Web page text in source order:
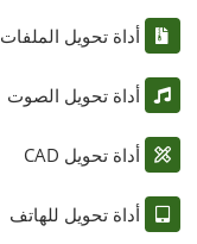
أداة تحويل
أداة تحويل الصوت
أداة تحويل CAD
أداة تحويل للهاتف